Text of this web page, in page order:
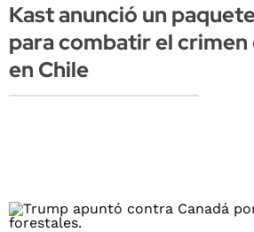
Kast anunció un
para combatir el crimen
en Chile